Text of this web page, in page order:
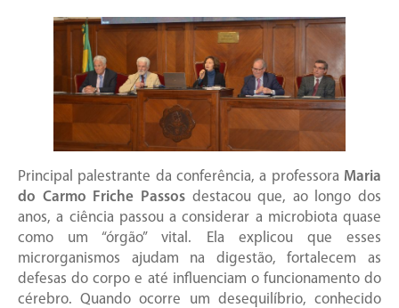
Principal palestrante da conferência, a professora Maria
do Carmo Friche Passosdestacou que, ao longo dos
anos, a ciência passou a considerar a microbiota quase
como um “órgão” vital. Ela explicou que esses
microrganismos ajudam na digestão, fortalecem as
defesas do corpo e até influenciam o funcionamento do
cérebro. Quando ocorre um desequilíbrio, conhecido